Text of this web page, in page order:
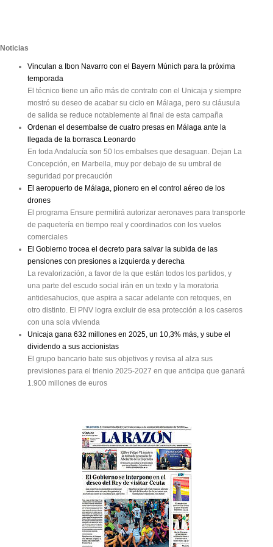
Noticias
Vinculan a Ibon Navarro con el Bayern Múnich para la próxima
temporada
El técnico tiene un año más de contrato con el Unicaja y siempre
mostró su deseo de acabar su ciclo en Málaga, pero su cláusula
de salida se reduce notablemente al final de esta campaña
Ordenan el desembalse de cuatro presas en Málaga ante la
llegada de la borrasca Leonardo
En toda Andalucía son 50 los embalses que desaguan. Dejan La
Concepción, en Marbella, muy por debajo de su umbral de
seguridad por precaución
El aeropuerto de Málaga, pionero en el control aéreo de los
drones
El programa Ensure permitirá autorizar aeronaves para transporte
de paquetería en tiempo real y coordinados con los vuelos
comerciales
El Gobierno trocea el decreto para salvar la subida de las
pensiones con presiones a izquierda y derecha
La revalorización, a favor de la que están todos los partidos, y
una parte del escudo social irán en un texto y la moratoria
antidesahucios, que aspira a sacar adelante con retoques, en
otro distinto. El PNV logra excluir de esa protección a los caseros
con una sola vivienda
Unicaja gana 632 millones en 2025, un 10,3% más, y sube el
dividendo a sus accionistas
El grupo bancario bate sus objetivos y revisa al alza sus
previsiones para el trienio 2025-2027 en que anticipa que ganará
1.900 millones de euros